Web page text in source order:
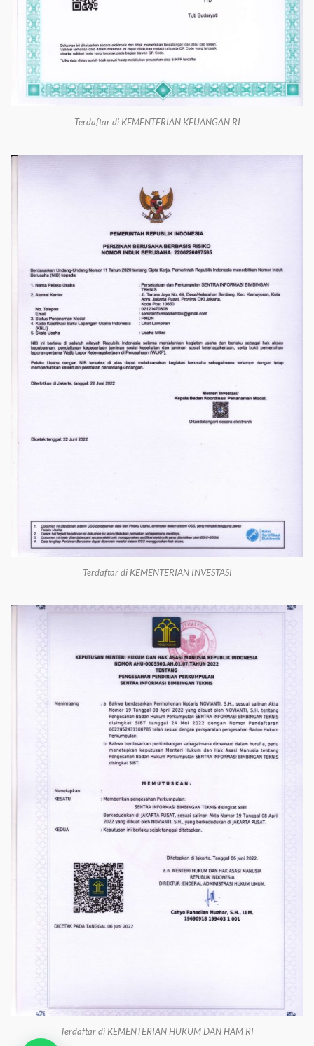
Terdaftar di KEMENTERIAN KEUANGAN RI
Terdaftar di KEMENTERIAN INVESTASI
Terdaftar di KEMENTERIAN HUKUM DAN HAM RI